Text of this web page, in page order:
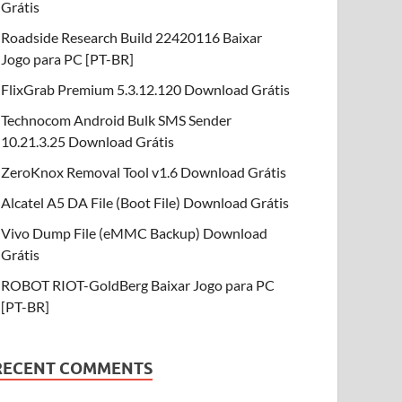
Grátis
Roadside Research Build 22420116 Baixar
Jogo para PC [PT-BR]
FlixGrab Premium 5.3.12.120 Download Grátis
Technocom Android Bulk SMS Sender
10.21.3.25 Download Grátis
ZeroKnox Removal Tool v1.6 Download Grátis
Alcatel A5 DA File (Boot File) Download Grátis
Vivo Dump File (eMMC Backup) Download
Grátis
ROBOT RIOT-GoldBerg Baixar Jogo para PC
[PT-BR]
COMMENTS